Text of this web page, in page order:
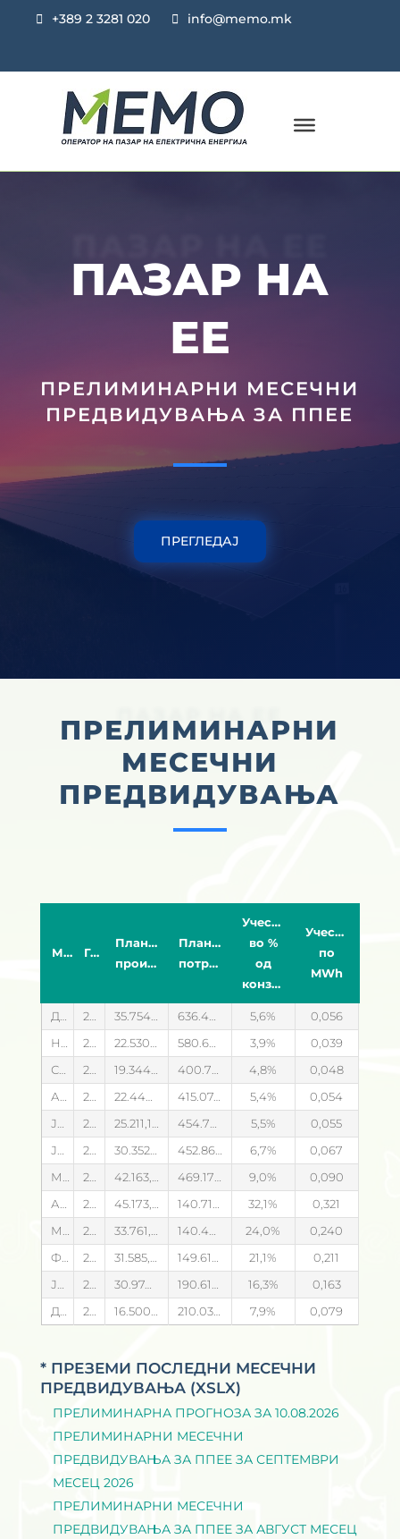
+389 2 3281 020 info@memo.mk
ПАЗАР НА
ЕЕ
ПРЕЛИМИНАРНИ МЕСЕЧНИ
ПРЕДВИДУВАЊА ЗА ППЕЕ
ПРЕГЛЕДАЈ
ПАЗАР НА ЕЕ
ПРЕЛИМИНАРНИ
МЕСЕЧНИ
ПРЕДВИДУВАЊА
Месец Година
Планирано
производство
Планирана
потрошувачка
Учество
во %
од
конзумот
Учество
по
MWh
2023 5,6
0,056
2023 580.699,355 3,9
0,039
Септември
2023 4,8
0,048
2023 415.074,297 5,4
0,054
2023 5,5
0,055
2023 30.352,941 452.860,900 6,7
0,067
2023 9,0
0,090
2023 32,1
0,321
2023 24,0
0,240
2023 21,1
0,211
2023 30.974,940 16,3
0,163
2022 210.035,172 7,9 0,079
* ПРЕЗЕМИ ПОСЛЕДНИ МЕСЕЧНИ
ПРЕДВИДУВАЊА (XSLX)
ПРЕЛИМИНАРНА ПРОГНОЗА ЗА 10.08.2026
ПРЕЛИМИНАРНИ МЕСЕЧНИ
ПРЕДВИДУВАЊА ЗА ППЕЕ ЗА СЕПТЕМВРИ
МЕСЕЦ 2026
ПРЕЛИМИНАРНИ МЕСЕЧНИ
ПРЕДВИДУВАЊА ЗА ППЕЕ ЗА АВГУСТ МЕСЕЦ